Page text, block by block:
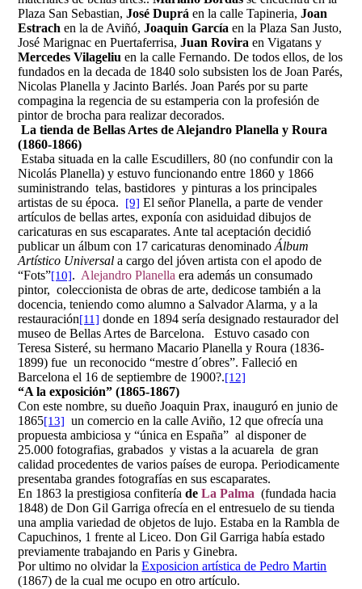
Plaza San Sebastian,José Duprá en la calle Tapineria,Joan
Estrach en la de Aviñó,Joaquin García en la Plaza San Justo,
José Marignac en Puertaferrisa,Juan Rovira en Vigatans y
Mercedes Vilageliu en la calle Fernando. De todos ellos, de los
fundados en la decada de 1840 solo subsisten los de Joan Parés,
Nicolas Planella y Jacinto Barlés. Joan Parés por su parte
compagina la regencia de su estamperia con la profesión de
pintor de brocha para realizar decorados.
La tienda de Bellas Artes de Alejandro Planella y Roura
(1860-1866)
Estaba situada en la calle Escudillers, 80 (no confundir con la
Nicolás Planella) y estuvo funcionando entre 1860 y 1866
suministrando telas, bastidores y pinturas a los principales
artistas de su época. [9] El señor Planella, a parte de vender
artículos de bellas artes, exponía con asiduidad dibujos de
caricaturas en sus escaparates. Ante tal aceptación decidió
publicar un álbum con 17 caricaturas denominadoÁlbum
Artístico Universala cargo del jóven artista con el apodo de
“Fots”[10]. Alejandro Planella era además un consumado
pintor, coleccionista de obras de arte, dedicose también a la
docencia, teniendo como alumno a Salvador Alarma, y a la
restauración[11] donde en 1894 sería designado restaurador del
museo de Bellas Artes de Barcelona. Estuvo casado con
Teresa Sisteré, su hermano Macario Planella y Roura (1836-
1899) fue un reconocido “mestre d´obres”. Falleció en
Barcelona el 16 de septiembre de 1900?.[12]
“A la exposición” (1865-1867)
Con este nombre, su dueño Joaquin Prax, inauguró en junio de
1865[13] un comercio en la calle Aviño, 12 que ofrecía una
propuesta ambiciosa y “única en España” al disponer de
25.000 fotografias, grabados y vistas a la acuarela de gran
calidad procedentes de varios países de europa. Periodicamente
presentaba grandes fotografías en sus escaparates.
En 1863 la prestigiosa confiteríadeLa Palma (fundada hacia
1848) de Don Gil Garriga ofrecía en el entresuelo de su tienda
una amplia variedad de objetos de lujo. Estaba en la Rambla de
Capuchinos, 1 frente al Liceo. Don Gil Garriga había estado
previamente trabajando en Paris y Ginebra.
Por ultimo no olvidar laExposicion artística de Pedro Martin
(1867) de la cual me ocupo en otro artículo.